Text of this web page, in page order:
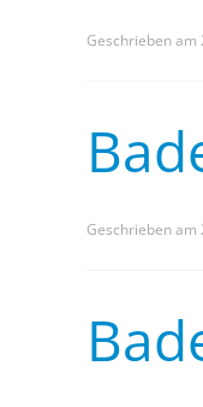
Geschrieben am
Geschrieben am